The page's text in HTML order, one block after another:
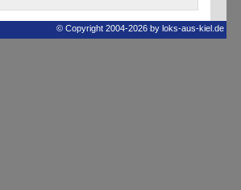
© Copyright 2004-2026 by loks-aus-kiel.de